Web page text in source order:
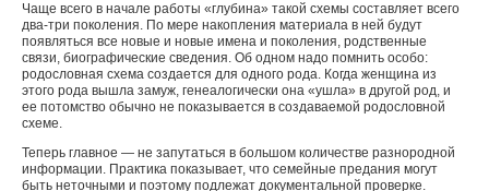
Чаще всего в начале работы «глубина» такой схемы составляет всего
два-три поколения. По мере накопления материала в ней будут
появляться все новые и новые имена и поколения, родственные
связи, биографические сведения. Об одном надо помнить особо:
родословная схема создается для одного рода. Когда женщина из
этого рода вышла замуж, генеалогически она «ушла» в другой род, и
ее потомство обычно не показывается в создаваемой родословной
схеме.
Теперь главное — не запутаться в большом количестве разнородной
информации. Практика показывает, что семейные предания могут
быть неточными и поэтому подлежат документальной проверке.